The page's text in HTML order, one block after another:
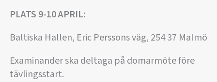
PLATS 9-10 APRIL:
Baltiska Hallen, Eric Perssons väg, 254 37 Malmö
Examinander ska deltaga på domarmöte före
tävlingsstart.